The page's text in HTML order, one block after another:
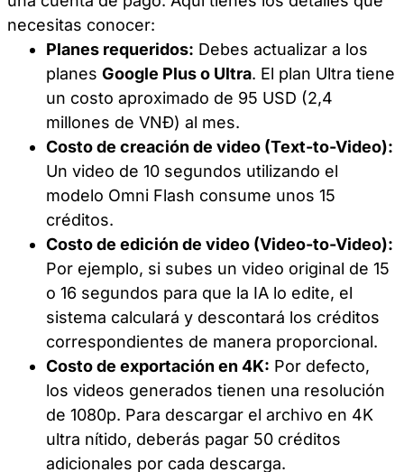
necesitas conocer:
Planes requeridos: Debes actualizar a los
planesGoogle Plus o Ultra. El plan Ultra tiene
un costo aproximado de 95 USD (2,4
millones de VNĐ) al mes.
Costo de creación de video (Text-to-Video):
Un video de 10 segundos utilizando el
modelo Omni Flash consume unos 15
créditos.
Costo de edición de video (Video-to-Video):
Por ejemplo, si subes un video original de 15
o 16 segundos para que la IA lo edite, el
sistema calculará y descontará los créditos
correspondientes de manera proporcional.
Costo de exportación en 4K: Por defecto,
los videos generados tienen una resolución
de 1080p. Para descargar el archivo en 4K
ultra nítido, deberás pagar 50 créditos
adicionales por cada descarga.